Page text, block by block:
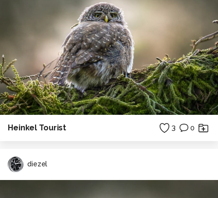
Heinkel Tourist 3 0
diezel